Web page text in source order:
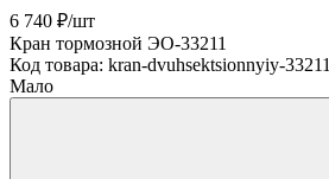
6 740 ₽/шт
Кран тормозной ЭО-33211
Код товара: kran-dvuhsektsionnyiy-33211
Мало